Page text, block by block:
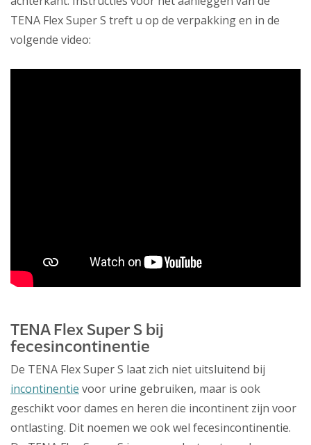
TENA Flex Super S treft u op de verpakking en in de
volgende video:
TENA Flex Super S bij
fecesincontinentie
De TENA Flex Super S laat zich niet uitsluitend bij
incontinentie voor urine gebruiken, maar is ook
geschikt voor dames en heren die incontinent zijn voor
ontlasting. Dit noemen we ook wel fecesincontinentie.